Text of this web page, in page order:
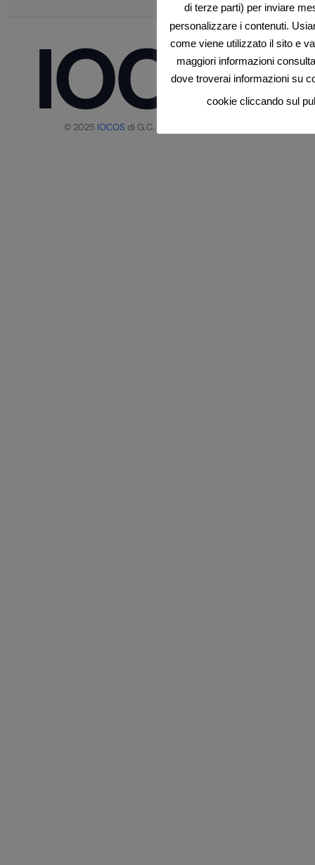
IOCOS
© 2025 IOCOS di G.C. – P.IVA 02758080804
di terze parti) per inviare
personalizzare i contenuti.
come viene utilizzato il sito e
maggiori informazioni
dove troverai informazioni su
cookie cliccando sul